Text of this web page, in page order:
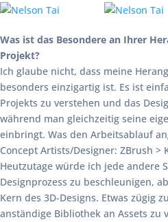
Was ist das Besondere an Ihrer
Projekt?
Ich glaube nicht, dass meine
besonders einzigartig ist. Es ist
Projekts zu verstehen und das
während man gleichzeitig seine
einbringt. Was den Arbeitsablauf
Concept Artists/Designer: ZBrush >
Heutzutage würde ich jede andere
Designprozess zu beschleunigen,
Kern des 3D-Designs. Etwas zügig
anständige Bibliothek an Assets zu